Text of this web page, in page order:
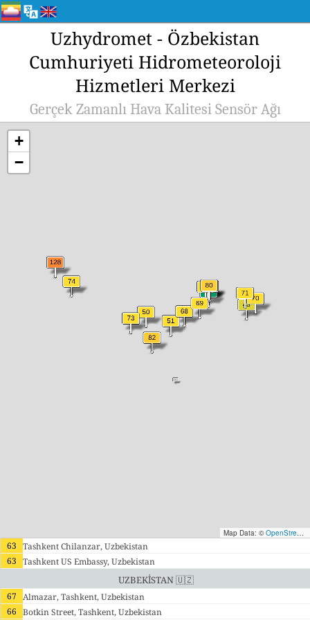
Uzhydromet - Özbekistan
Cumhuriyeti Hidrometeoroloji
Hizmetleri Merkezi
Gerçek Zamanlı Hava Kalitesi Sensör Ağı
+
−
Map Data: © OpenStreetMap contributors
63 Tashkent Chilanzar, Uzbekistan
63 Tashkent US Embassy, Uzbekistan
Uzbekistan 🇺🇿
67 Almazar, Tashkent, Uzbekistan
66 Botkin Street, Tashkent, Uzbekistan